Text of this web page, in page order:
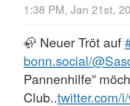
1:38 PM, Jan 21st,
🦣 Neuer Tröt auf
bonn.social/
Pannenhilfe”
Club..twitter.com/